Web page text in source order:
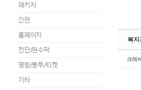
패키지
간판
홈페이지
전단/현수막
명함/봉투/티켓
기타
복
크레